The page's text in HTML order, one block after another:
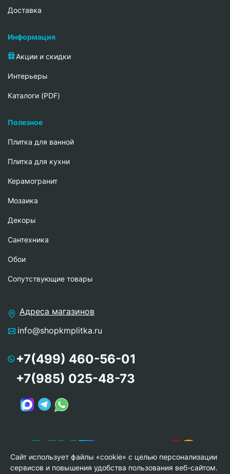
Доставка
Информация
Акции и скидки
Интерьеры
Каталоги (PDF)
Полезное
Плитка для ванной
Плитка для кухни
Керамогранит
Мозаика
Декоры
Сантехника
Обои
Сопутствующие товары
Адреса магазинов
info@shopkmplitka.ru
+7(499) 460-56-01
+7(985) 025-48-73
Сайт использует файлы «cookie» с целью персонализации
сервисов и повышения удобства пользования веб-сайтом.